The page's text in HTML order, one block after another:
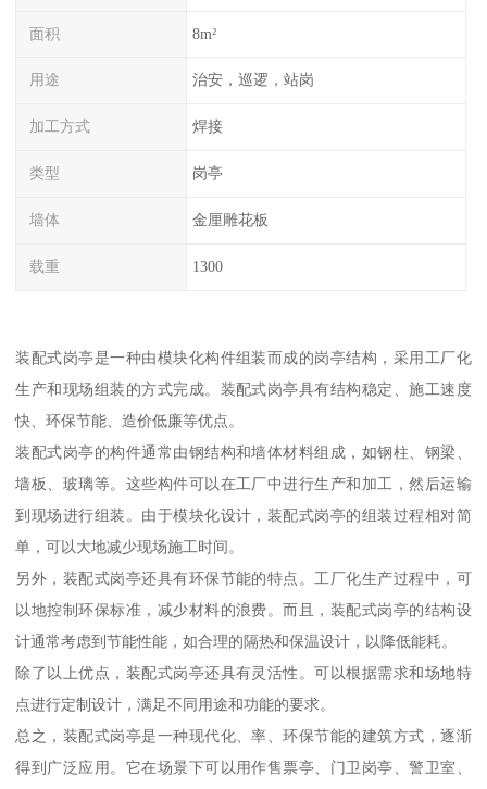
面积 8m²
用途 治安，巡逻，站岗
加工方式 焊接
类型 岗亭
墙体 金厘雕花板
载重 1300
装配式岗亭是一种由模块化构件组装而成的岗亭结构，采用工厂化
生产和现场组装的方式完成。装配式岗亭具有结构稳定、施工速度
快、环保节能、造价低廉等优点。
装配式岗亭的构件通常由钢结构和墙体材料组成，如钢柱、钢梁、
墙板、玻璃等。这些构件可以在工厂中进行生产和加工，然后运输
到现场进行组装。由于模块化设计，装配式岗亭的组装过程相对简
单，可以大地减少现场施工时间。
另外，装配式岗亭还具有环保节能的特点。工厂化生产过程中，可
以地控制环保标准，减少材料的浪费。而且，装配式岗亭的结构设
计通常考虑到节能性能，如合理的隔热和保温设计，以降低能耗。
除了以上优点，装配式岗亭还具有灵活性。可以根据需求和场地特
点进行定制设计，满足不同用途和功能的要求。
总之，装配式岗亭是一种现代化、率、环保节能的建筑方式，逐渐
得到广泛应用。它在场景下可以用作售票亭、门卫岗亭、警卫室、